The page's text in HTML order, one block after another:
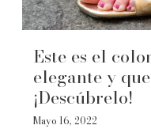
Este es el
elegante y
¡Descúbrelo!
Mayo 16, 2022